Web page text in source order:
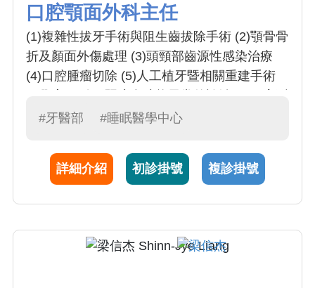
口腔顎面外科主任
(1)複雜性拔牙手術與阻生齒拔除手術 (2)顎骨骨
折及顏面外傷處理 (3)頭頸部齒源性感染治療
(4)口腔腫瘤切除 (5)人工植牙暨相關重建手術
睡眠呼吸中止症手術治療
#牙醫部 #睡眠醫學中心
詳細介紹 初診掛號 複診掛號